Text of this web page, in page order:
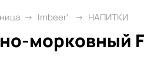
Imbeer' НАПИТКИ
морковный